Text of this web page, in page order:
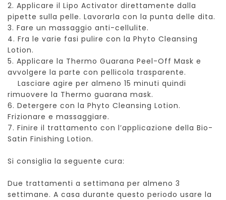
2. Applicare il Lipo Activator direttamente dalla
pipette sulla pelle. Lavorarla con la punta delle dita.
3. Fare un massaggio anti-cellulite.
4. Fra le varie fasi pulire con la Phyto Cleansing
Lotion.
5. Applicare la Thermo Guarana Peel-Off Mask e
avvolgere la parte con pellicola trasparente.
Lasciare agire per almeno 15 minuti quindi
rimuovere la Thermo guarana mask.
6. Detergere con la Phyto Cleansing Lotion.
Frizionare e massaggiare.
7. Finire il trattamento con l’applicazione della Bio-
Satin Finishing Lotion.
Si consiglia la seguente cura:
Due trattamenti a settimana per almeno 3
settimane. A casa durante questo periodo usare la